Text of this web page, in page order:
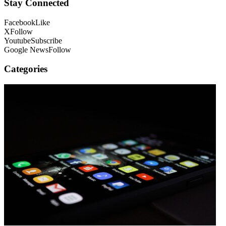
Stay Connected
FacebookLike
XFollow
YoutubeSubscribe
Google NewsFollow
Categories